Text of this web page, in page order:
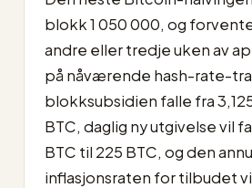
blokk 1 050 000, og
andre eller tredje uken av
på nåværende hash-rate-
blokksubsidien falle fra
BTC, daglig ny utgivelse vil
BTC til 225 BTC, og den
inflasjonsraten for tilbudet